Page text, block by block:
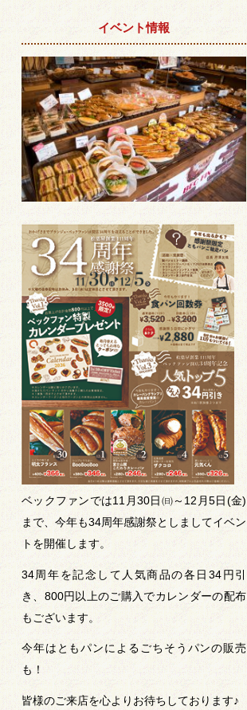
イベント情報
ベックファンでは11月30日㈰～12月5日(金)
まで、今年も34周年感謝祭としましてイベン
トを開催します。
34周年を記念して人気商品の各日34円引
き、800円以上のご購入でカレンダーの配布
もございます。
今年はともパンによるごちそうパンの販売
も！
皆様のご来店を心よりお待ちしております♪